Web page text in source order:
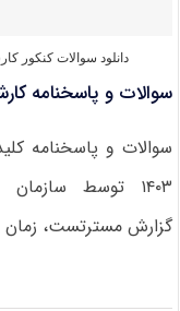
دانلود سوالات کنکور
سوالات و پاسخنامه
سوالات و پاسخنامه
۱۴۰۳ توسط
گزارش مسترتست،